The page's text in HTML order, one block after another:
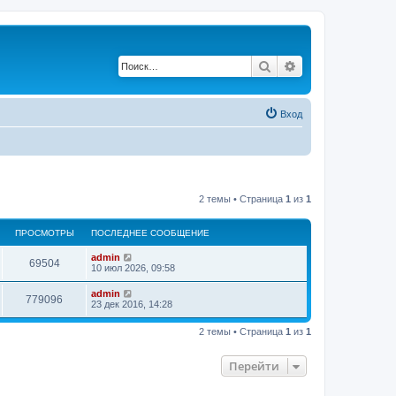
Поиск
Вход
2 темы • Страница 1 из 1
ПРОСМОТРЫ ПОСЛЕДНЕЕ СООБЩЕНИЕ
69504
admin
10 июл 2026, 09:58
779096
admin
23 дек 2016, 14:28
2 темы • Страница 1 из 1
Перейти